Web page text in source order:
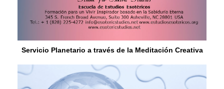
Servicio Planetario a través de la Meditación Creativa